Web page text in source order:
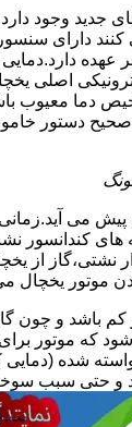
جدید وجود
کنند دارای
عهده
اصلی
دما معیوب
صحیح دستور
پیش می
های
نشتی،گاز از
موتور یخچال
کم باشد و چون
که موتور
شده
و حتی سبب